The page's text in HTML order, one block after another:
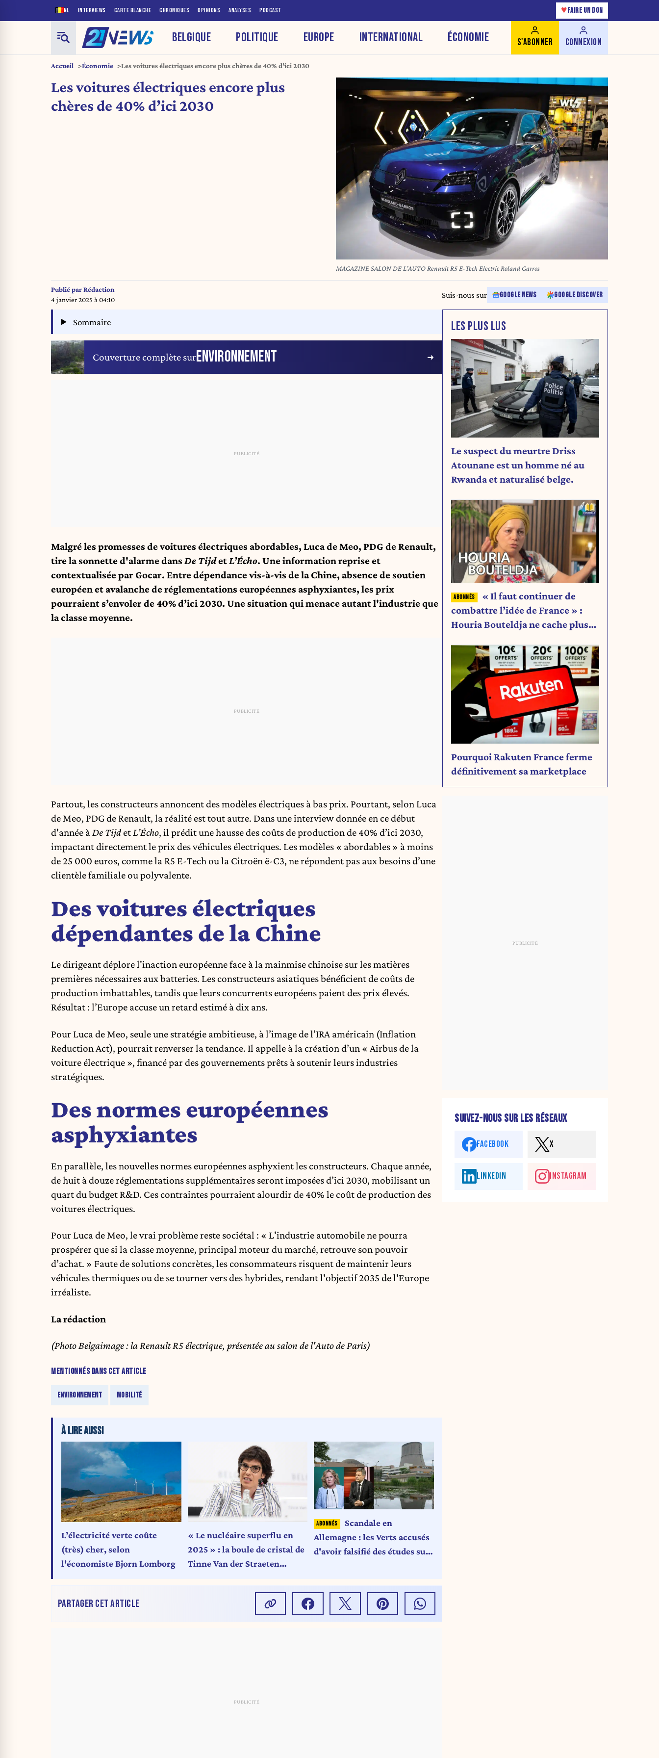
NL INTERVIEWS CARTE BLANCHE CHRONIQUES OPINIONS ANALYSES PODCAST ♥ FAIRE UN DON
BELGIQUE POLITIQUE EUROPE INTERNATIONAL ÉCONOMIE S'ABONNER CONNEXION
Accueil Économie Les voitures électriques encore plus chères de 40% d’ici 2030
Les voitures électriques encore plus
chères de 40% d’ici 2030
MAGAZINE SALON DE L'AUTO Renault R5 E-Tech Electric Roland Garros
Publié parRédaction
4 janvier 2025 à 04:10
Suis-nous sur GOOGLE NEWS GOOGLE DISCOVER
Sommaire
Couverture complète surENVIRONNEMENT
Malgré les promesses de voitures électriques abordables, Luca de Meo, PDG de Renault,
tire la sonnette d'alarme dansDe TijdetL’Écho. Uneinformation reprise et
contextualisée par Gocar. Entre dépendance vis-à-vis de la Chine, absence de soutien
européen et avalanche de réglementations européennes asphyxiantes, les prix
pourraient s’envoler de 40% d’ici 2030. Une situation qui menace autant l'industrie que
la classe moyenne.
Partout, les constructeurs annoncent des modèles électriques à bas prix. Pourtant, selon Luca
de Meo, PDG de Renault, la réalité est tout autre. Dans une interview donnée en ce début
d'année àDe TijdetL’Écho, il prédit une hausse des coûts de production de 40% d’ici 2030,
impactant directement le prix des véhicules électriques. Les modèles « abordables » à moins
de 25 000 euros, comme la R5 E-Tech ou la Citroën ë-C3, ne répondent pas aux besoins d’une
clientèle familiale ou polyvalente.
Des voitures électriques
dépendantes de la Chine
Le dirigeant déplore l'inaction européenne face à la mainmise chinoise sur les matières
premières nécessaires aux batteries. Les constructeurs asiatiques bénéficient de coûts de
production imbattables, tandis que leurs concurrents européens paient des prix élevés.
Résultat : l’Europe accuse un retard estimé à dix ans.
Pour Luca de Meo, seule une stratégie ambitieuse, à l’image de l’IRA américain (Inflation
Reduction Act), pourrait renverser la tendance. Il appelle à la création d’un « Airbus de la
voiture électrique », financé par des gouvernements prêts à soutenir leurs industries
stratégiques.
Des normes européennes
asphyxiantes
En parallèle, les nouvelles normes européennes asphyxient les constructeurs. Chaque année,
de huit à douze réglementations supplémentaires seront imposées d’ici 2030, mobilisant un
quart du budget R&D. Ces contraintes pourraient alourdir de 40% le coût de production des
voitures électriques.
Pour Luca de Meo, le vrai problème reste sociétal : « L'industrie automobile ne pourra
prospérer que si la classe moyenne, principal moteur du marché, retrouve son pouvoir
d’achat. » Faute de solutions concrètes, les consommateurs risquent de maintenir leurs
véhicules thermiques ou de se tourner vers des hybrides, rendant l'objectif 2035 de l'Europe
irréaliste.
La rédaction
(Photo Belgaimage : la Renault R5 électrique, présentée au salon de l'Auto de Paris)
MENTIONNÉS DANS CET ARTICLE
ENVIRONNEMENT MOBILITÉ
À LIRE AUSSI
L’électricité verte coûte
(très) cher, selon
l'économiste Bjorn Lomborg
« Le nucléaire superflu en
2025 » : la boule de cristal de
Tinne Van der Straeten
Scandale en
Allemagne : les Verts accusés
d'avoir falsifié des études sur
PARTAGER CET ARTICLE
LES PLUS LUS
Le suspect du meurtre Driss
Atounane est un homme né au
Rwanda et naturalisé belge.
« Il faut continuer de
combattre l’idée de France » :
Houria Bouteldja ne cache plus
Pourquoi Rakuten France ferme
définitivement sa marketplace
SUIVEZ-NOUS SUR LES RÉSEAUX
FACEBOOK X
LINKEDIN INSTAGRAM